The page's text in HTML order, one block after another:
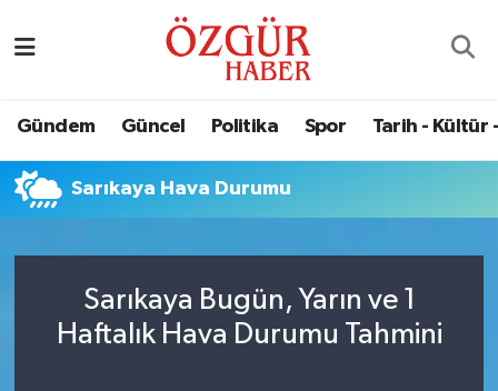
Gündem Güncel Politika Spor Tarih - Kültür
Sarıkaya Hava Durumu
Sarıkaya Bugün, Yarın ve 1
Haftalık Hava Durumu Tahmini
Eğitim
Ekonomi
Güncel
Nöbetçi Eczaneler
Namaz Vakitleri
Trafik Durumu
Süper Lig Puan Durumu ve Fikstür